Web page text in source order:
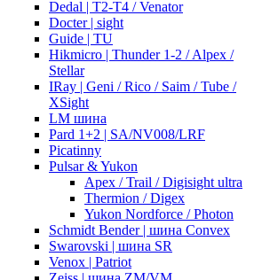
Dedal | T2-T4 / Venator
Docter | sight
Guide | TU
Hikmicro | Thunder 1-2 / Alpex /
Stellar
IRay | Geni / Rico / Saim / Tube /
XSight
LM шина
Pard 1+2 | SA/NV008/LRF
Picatinny
Pulsar & Yukon
Apex / Trail / Digisight ultra
Thermion / Digex
Yukon Nordforce / Photon
Schmidt Bender | шина Convex
Swarovski | шина SR
Venox | Patriot